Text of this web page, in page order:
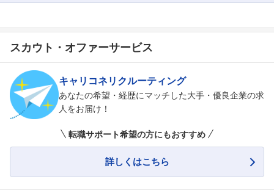
スカウト・オファーサービス
キャリコネリクルーティング
あなたの希望・経歴にマッチした大手・優良企業の求
人をお届け！
転職サポート希望の方にもおすすめ
詳しくはこちら